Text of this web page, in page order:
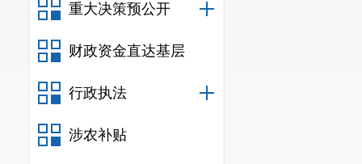
重大决策预公开
财政资金直达基层
行政执法
涉农补贴